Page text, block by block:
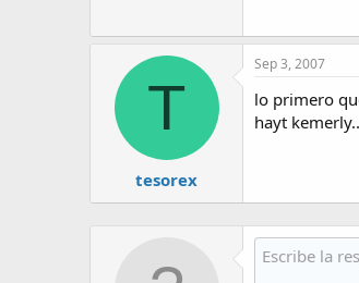
T
tesorex
Sep 3, 2007
lo primero
hayt